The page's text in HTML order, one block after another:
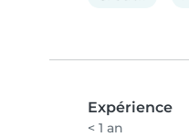
Expérience
< 1 an